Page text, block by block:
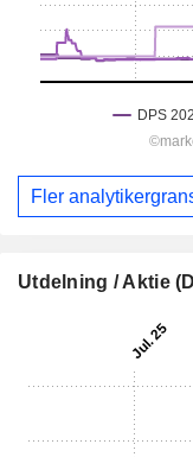
Fler
Utdelning / Aktie